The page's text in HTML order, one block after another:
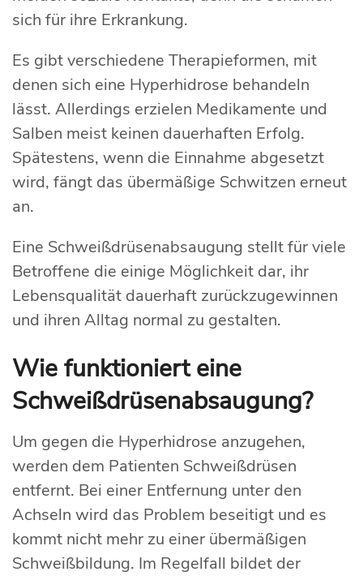
sich für ihre Erkrankung.
Es gibt verschiedene Therapieformen, mit
denen sich eine Hyperhidrose behandeln
lässt. Allerdings erzielen Medikamente und
Salben meist keinen dauerhaften Erfolg.
Spätestens, wenn die Einnahme abgesetzt
wird, fängt das übermäßige Schwitzen erneut
an.
Eine Schweißdrüsenabsaugung stellt für viele
Betroffene die einige Möglichkeit dar, ihr
Lebensqualität dauerhaft zurückzugewinnen
und ihren Alltag normal zu gestalten.
Wie funktioniert eine
Schweißdrüsenabsaugung?
Um gegen die Hyperhidrose anzugehen,
werden dem Patienten Schweißdrüsen
entfernt. Bei einer Entfernung unter den
Achseln wird das Problem beseitigt und es
kommt nicht mehr zu einer übermäßigen
Schweißbildung. Im Regelfall bildet der